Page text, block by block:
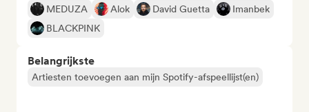
MEDUZA Alok David Guetta
Imanbek
BLACKPINK
Belangrijkste
Artiesten toevoegen aan mijn Spotify-afspeellijst(en)